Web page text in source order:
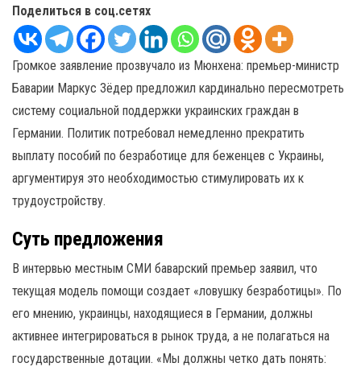
Поделиться в соц.сетях
Громкое заявление прозвучало из Мюнхена: премьер-министр
Баварии Маркус Зёдер предложил кардинально пересмотреть
систему социальной поддержки украинских граждан в
Германии. Политик потребовал немедленно прекратить
выплату пособий по безработице для беженцев с Украины,
аргументируя это необходимостью стимулировать их к
трудоустройству.
Суть предложения
В интервью местным СМИ баварский премьер заявил, что
текущая модель помощи создает «ловушку безработицы». По
его мнению, украинцы, находящиеся в Германии, должны
активнее интегрироваться в рынок труда, а не полагаться на
государственные дотации. «Мы должны четко дать понять: